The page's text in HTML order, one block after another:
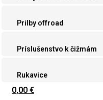
Prilby offroad
Príslušenstvo k čižmám
Rukavice
0,00 €